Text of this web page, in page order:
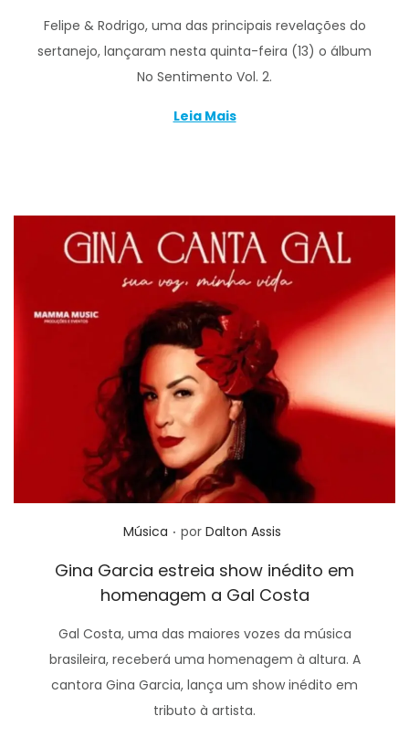
Felipe & Rodrigo, uma das principais revelações do
sertanejo, lançaram nesta quinta-feira (13) o álbum
No Sentimento Vol. 2.
Leia Mais
Posted in
Música . por Dalton Assis
Gina Garcia estreia show inédito em
homenagem a Gal Costa
Gal Costa, uma das maiores vozes da música
brasileira, receberá uma homenagem à altura. A
cantora Gina Garcia, lança um show inédito em
tributo à artista.